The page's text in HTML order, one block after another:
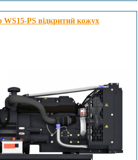
WS15-PS відкритий кожух